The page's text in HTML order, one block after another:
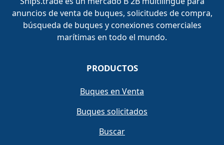
anuncios de venta de buques, solicitudes de compra,
búsqueda de buques y conexiones comerciales
marítimas en todo el mundo.
PRODUCTOS
Buques en Venta
Buques solicitados
Buscar